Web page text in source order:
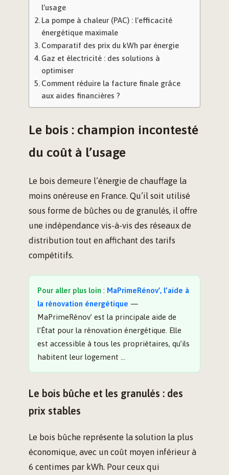
l’usage
La pompe à chaleur (PAC) : l’efficacité
énergétique maximale
Comparatif des prix du kWh par énergie
Gaz et électricité : des solutions à
optimiser
Comment réduire la facture finale grâce
aux aides financières ?
Le bois : champion incontesté
du coût à l’usage
Le bois demeure l’énergie de chauffage la
moins onéreuse en France. Qu’il soit utilisé
sous forme de bûches ou de granulés, il offre
une indépendance vis-à-vis des réseaux de
distribution tout en affichant des tarifs
compétitifs.
Pour aller plus loin : MaPrimeRénov’, l’aide à
la rénovation énergétique —
MaPrimeRénov’ est la principale aide de
l’État pour la rénovation énergétique. Elle
est accessible à tous les propriétaires, qu’ils
habitent leur logement …
Le bois bûche et les granulés : des
prix stables
Le bois bûche représente la solution la plus
économique, avec un coût moyen inférieur à
6 centimes par kWh. Pour ceux qui